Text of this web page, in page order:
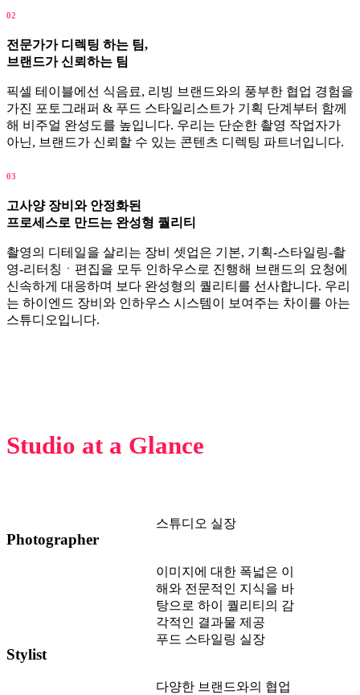
02
전문가가 디렉팅 하는 팀,
브랜드가 신뢰하는 팀
픽셀 테이블에선 식음료, 리빙 브랜드와의 풍부한 협업 경험을
가진 포토그래퍼 & 푸드 스타일리스트가 기획 단계부터 함께
해 비주얼 완성도를 높입니다. 우리는 단순한 촬영 작업자가
아닌, 브랜드가 신뢰할 수 있는 콘텐츠 디렉팅 파트너입니다.
03
고사양 장비와 안정화된
프로세스로 만드는 완성형 퀄리티
촬영의 디테일을 살리는 장비 셋업은 기본, 기획-스타일링-촬
영-리터칭ㆍ편집을 모두 인하우스로 진행해 브랜드의 요청에
신속하게 대응하며 보다 완성형의 퀄리티를 선사합니다. 우리
는 하이엔드 장비와 인하우스 시스템이 보여주는 차이를 아는
스튜디오입니다.
Studio at a Glance
Photographer
스튜디오 실장
이미지에 대한 폭넓은 이
해와 전문적인 지식을 바
탕으로 하이 퀄리티의 감
각적인 결과물 제공
Stylist
푸드 스타일링 실장
다양한 브랜드와의 협업